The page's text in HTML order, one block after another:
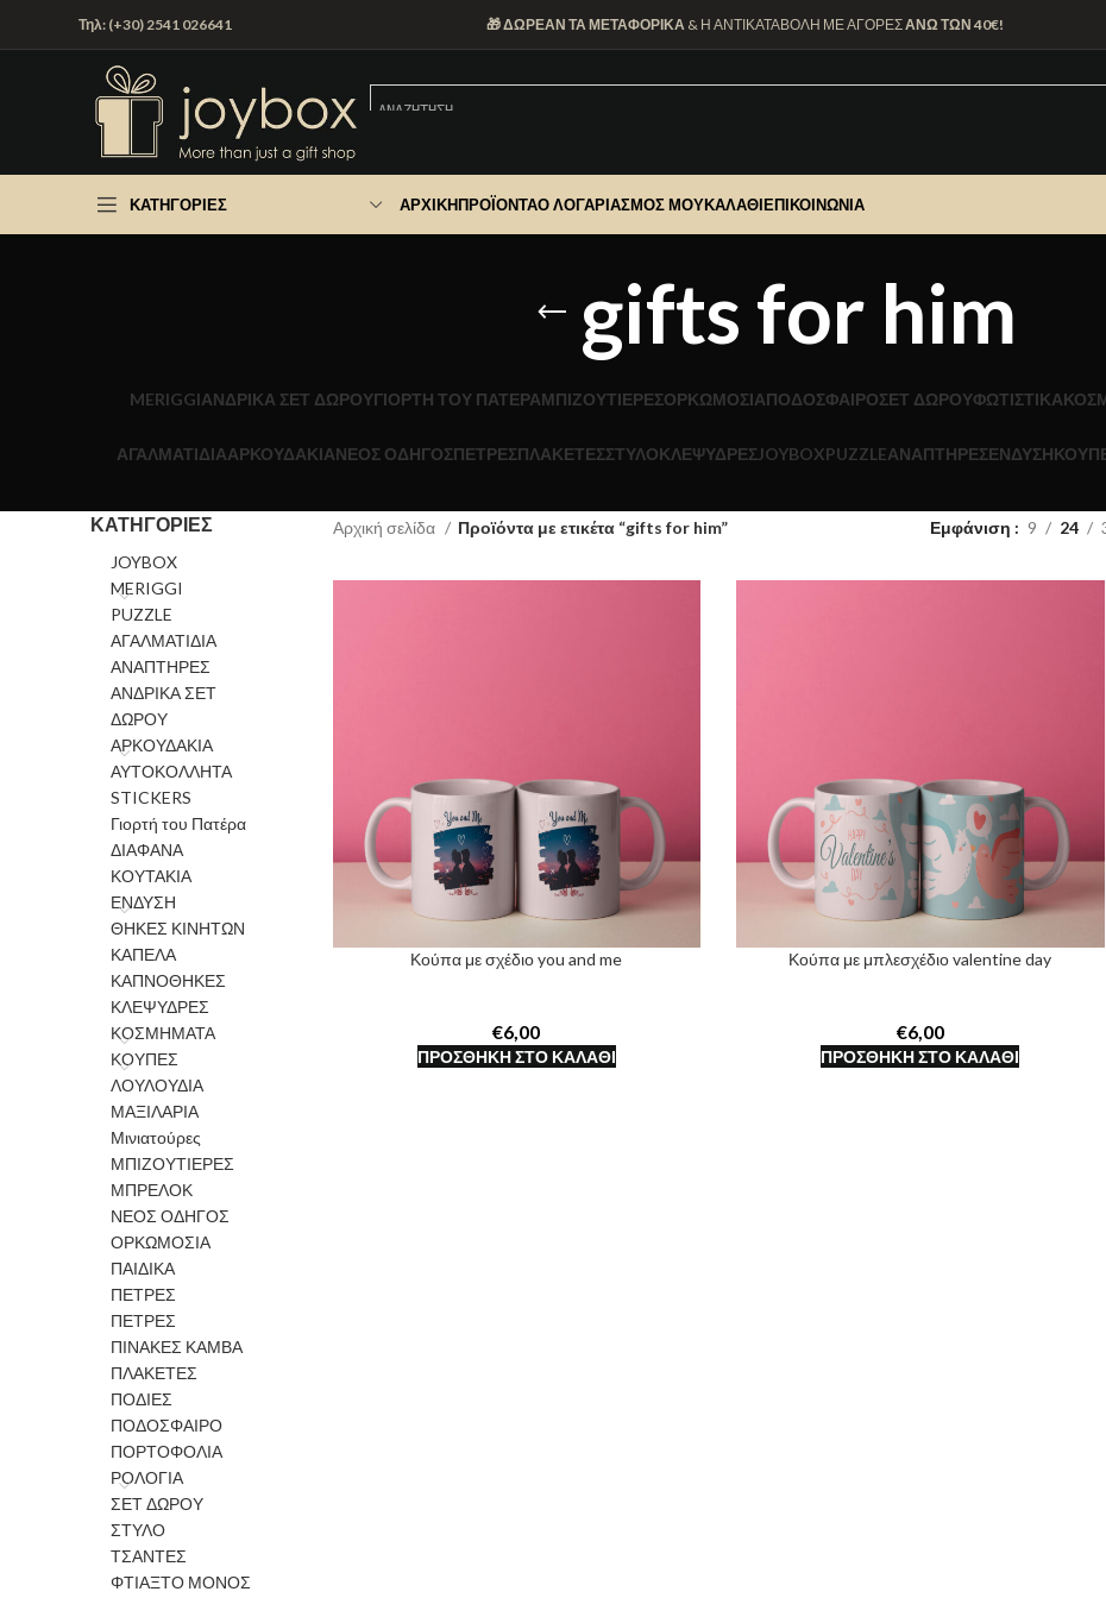
Τηλ: (+30) 2541 026641 🎁 ΔΩΡΕΑΝ ΤΑ ΜΕΤΑΦΟΡΙΚΑ & Η ΑΝΤΙΚΑΤΑΒΟΛΗ ΜΕ ΑΓΟΡΕΣΑΝΩ ΤΩΝ 40€!
ΚΑΤΗΓΟΡΊΕΣ ΑΡΧΙΚΉΠΡΟΪΌΝΤΑΟ ΛΟΓΑΡΙΑΣΜΌΣ ΜΟΥΚΑΛΆΘΙΕΠΙΚΟΙΝΩΝΊΑ
gifts for him
MERIGGIΑΝΔΡΙΚΑ ΣΕΤ ΔΩΡΟΥΓΙΟΡΤΉ ΤΟΥ ΠΑΤΈΡΑΜΠΙΖΟΥΤΙΕΡΕΣΟΡΚΩΜΟΣΙΑΠΟΔΟΣΦΑΙΡΟΣΕΤ ΔΩΡΟΥΦΩΤΙΣΤΙΚΆ
ΑΓΑΛΜΑΤΙΔΙΑΑΡΚΟΥΔΑΚΙΑΝΕΟΣ ΟΔΗΓΟΣΠΕΤΡΕΣΠΛΑΚΕΤΕΣΣΤΥΛΟΚΛΕΨΥΔΡΕΣJOYBOXPUZZLEΑΝΑΠΤΗΡΕΣΕΝΔΥΣΗ
ΚΑΤΗΓΟΡΊΕΣ
JOYBOX
MERIGGI
PUZZLE
ΑΓΑΛΜΑΤΙΔΙΑ
ΑΝΑΠΤΗΡΕΣ
ΑΝΔΡΙΚΑ ΣΕΤ
ΔΩΡΟΥ
ΑΡΚΟΥΔΑΚΙΑ
ΑΥΤΟΚΟΛΛΗΤΑ
STICKERS
Γιορτή του Πατέρα
ΔΙΑΦΑΝΑ
ΚΟΥΤΑΚΙΑ
ΕΝΔΥΣΗ
ΘΗΚΕΣ ΚΙΝΗΤΩΝ
ΚΑΠΕΛΑ
ΚΑΠΝΟΘΗΚΕΣ
ΚΛΕΨΥΔΡΕΣ
ΚΟΣΜΗΜΑΤΑ
ΚΟΥΠΕΣ
ΛΟΥΛΟΥΔΙΑ
ΜΑΞΙΛΑΡΙΑ
Μινιατούρες
ΜΠΙΖΟΥΤΙΕΡΕΣ
ΜΠΡΕΛΟΚ
ΝΕΟΣ ΟΔΗΓΟΣ
ΟΡΚΩΜΟΣΙΑ
ΠΑΙΔΙΚΑ
ΠΕΤΡΕΣ
ΠΕΤΡΕΣ
ΠΙΝΑΚΕΣ ΚΑΜΒΑ
ΠΛΑΚΕΤΕΣ
ΠΟΔΙΕΣ
ΠΟΔΟΣΦΑΙΡΟ
ΠΟΡΤΟΦΟΛΙΑ
ΡΟΛΟΓΙΑ
ΣΕΤ ΔΩΡΟΥ
ΣΤΥΛΟ
ΤΣΑΝΤΕΣ
ΦΤΙΑΞΤΟ ΜΟΝΟΣ
Αρχική σελίδα Προϊόντα με ετικέτα “gifts for him” Εμφάνιση 9 24
Κούπα με σχέδιο you and me
€
ΠΡΟΣΘΉΚΗ ΣΤΟ ΚΑΛΆΘΙ
Κούπα με μπλεσχέδιο valentine day
€
ΠΡΟΣΘΉΚΗ ΣΤΟ ΚΑΛΆΘΙ